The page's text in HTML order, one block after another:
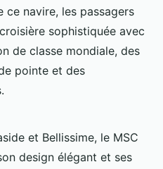
navire, les passagers
sophistiquée avec
de classe mondiale, des
pointe et des
et Bellissime, le MSC
design élégant et ses